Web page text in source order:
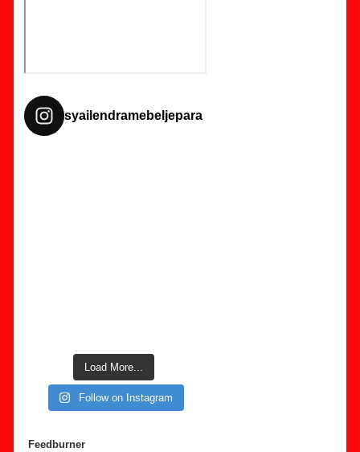
syailendramebeljepara
Load More...
Follow on Instagram
Feedburner